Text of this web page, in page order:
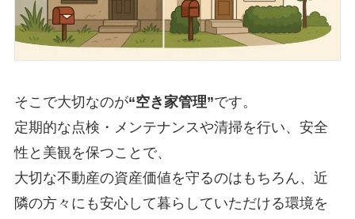
そこで大切なのが“空き家管理”です。
定期的な点検・メンテナンスや清掃を行い、安全
性と美観を保つことで、
大切な不動産の資産価値を守るのはもちろん、近
隣の方々にも安心して暮らしていただける環境を